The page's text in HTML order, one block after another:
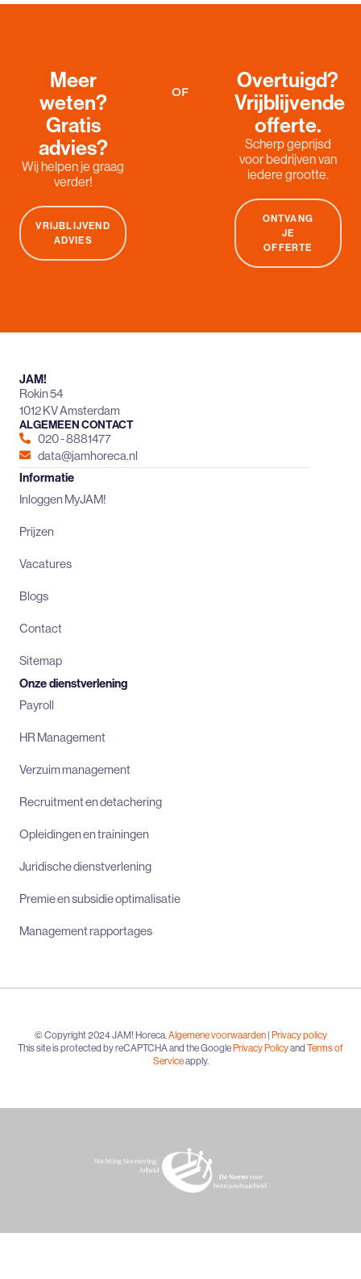
Meer
weten?
Gratis
advies?
Wij helpen je graag
verder!
VRIJBLIJVEND
ADVIES
OF
Overtuigd?
Vrijblijvende
offerte.
Scherp geprijsd
voor bedrijven van
iedere grootte.
ONTVANG
JE
OFFERTE
JAM!
Rokin 54
1012 KV Amsterdam
ALGEMEEN CONTACT
020 - 8881477
data@jamhoreca.nl
Informatie
Inloggen MyJAM!
Prijzen
Vacatures
Blogs
Contact
Sitemap
Onze dienstverlening
Payroll
HR Management
Verzuim management
Recruitment en detachering
Opleidingen en trainingen
Juridische dienstverlening
Premie en subsidie optimalisatie
Management rapportages
© Copyright 2024 JAM! Horeca. Algemene voorwaarden| Privacy policy
This site is protected by reCAPTCHA and the GooglePrivacy Policyand Terms of
Serviceapply.